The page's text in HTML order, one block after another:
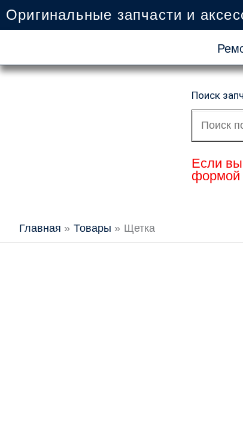
содержимому
Оригинальные запчасти и
Поиск
Искать:
Если вы
формой
Главная Товары Щетка